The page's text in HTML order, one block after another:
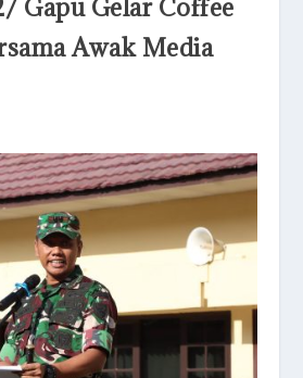
Gapu Gelar Coffee
Awak Media